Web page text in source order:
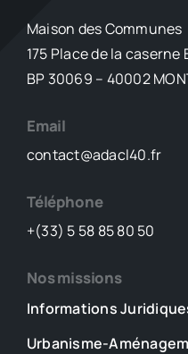
Maison des Communes
175 Place de la caserne
BP 30069 – 40002
Email
contact@adacl40.fr
Téléphone
+(33) 5 58 85 80 50
Nos missions
Informations
Urbanisme-